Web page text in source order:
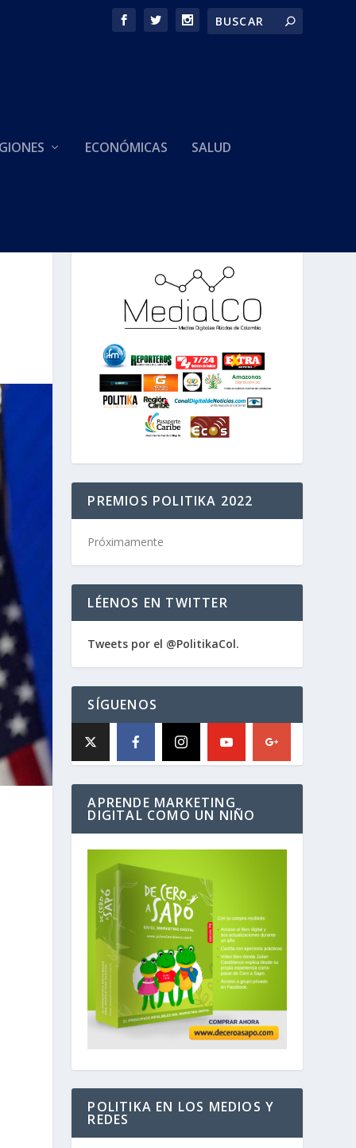
ECONÓMICAS SALUD
PREMIOS POLITIKA 2022
Próximamente
LÉENOS EN TWITTER
Tweets por el @PolitikaCol.
SÍGUENOS
APRENDE MARKETING
DIGITAL COMO UN NIÑO
POLITIKA EN LOS MEDIOS Y
REDES